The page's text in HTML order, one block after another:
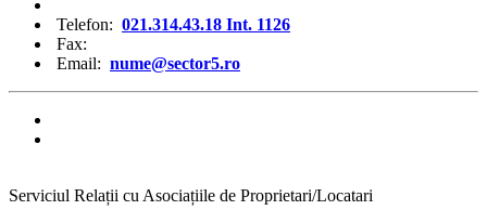
Telefon: 021.314.43.18 Int. 1126
Fax:
Email: nume@sector5.ro
Serviciul Relații cu Asociațiile de Proprietari/Locatari